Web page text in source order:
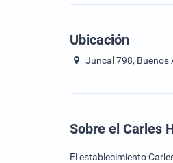
Ubicación
Juncal 798, Buenos
Sobre el Carles
El establecimiento